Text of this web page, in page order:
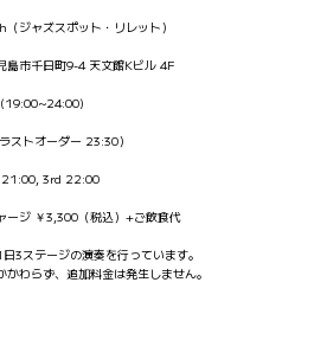
ジャズスポット・リレット）
島市千日町9-4 天文館Kビル 4F
ストオーダー 23:30）
3rd 22:00
ージ ￥3,300（税込）+ご飲食代
3ステージの演奏を行っています。
かわらず、追加料金は発生しません。